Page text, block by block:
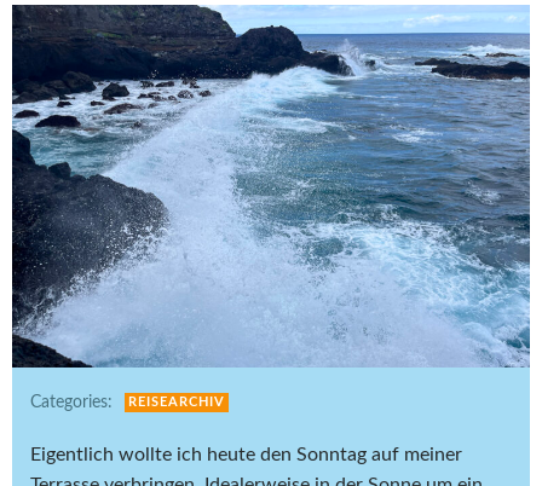
Categories: REISEARCHIV
Eigentlich wollte ich heute den Sonntag auf meiner